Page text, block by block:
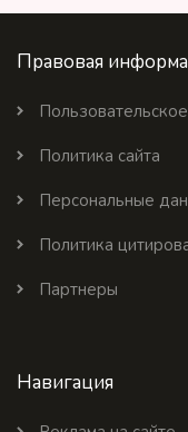
Правовая
Политика сайта
Персональные
Политика
Партнеры
Навигация